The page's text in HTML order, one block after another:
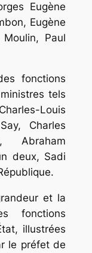
Eugène
Eugène
Paul
fonctions
tels
Louis
Charles
Abraham
deux, Sadi
et la
fonctions
illustrées
le préfet de